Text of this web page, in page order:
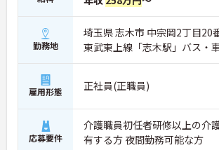
勤務地
埼玉県 志木市 中宗岡2丁目20
東武東上線「志木駅」バス・
雇用形態 正社員(正職員)
応募要件
介護職員初任者研修以上の介
有する方 夜間勤務可能な方